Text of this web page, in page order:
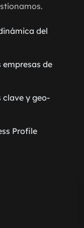
del
de
y geo-
Profile